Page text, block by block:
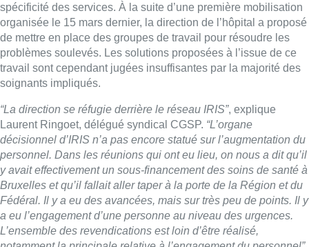
spécificité des services. À la suite d’une première mobilisation
organisée le 15 mars dernier, la direction de l’hôpital a proposé
de mettre en place des groupes de travail pour résoudre les
problèmes soulevés. Les solutions proposées à l’issue de ce
travail sont cependant jugées insuffisantes par la majorité des
soignants impliqués.
“La direction se réfugie derrière le réseau IRIS”, explique
Laurent Ringoet, délégué syndical CGSP. “L’organe
décisionnel d’IRIS n’a pas encore statué sur l’augmentation du
personnel. Dans les réunions qui ont eu lieu, on nous a dit qu’il
y avait effectivement un sous-financement des soins de santé à
Bruxelles et qu’il fallait aller taper à la porte de la Région et du
Fédéral. Il y a eu des avancées, mais sur très peu de points. Il y
a eu l’engagement d’une personne au niveau des urgences.
L’ensemble des revendications est loin d’être réalisé,